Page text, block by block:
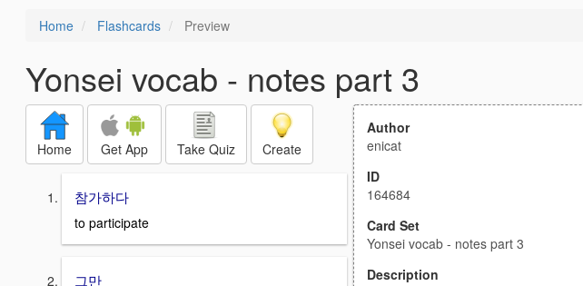
Home Flashcards Preview
Yonsei vocab - notes part 3
Home Get App Take Quiz Create
참가하다
to participate
그만
Author
enicat
ID
164684
Card Set
Yonsei vocab - notes part 3
Description